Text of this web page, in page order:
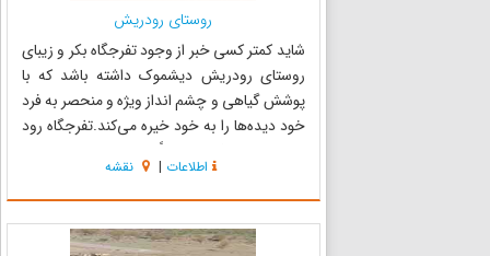
روستای رودریش
شاید کمتر کسی خبر از وجود تفرجگاه بکر و زیبای
روستای رودریش دیشموک داشته باشد که با
پوشش گیاهی و چشم انداز ویژه و منحصر به فرد
خود دیده‌ها را به خود خیره می‌کند.تفرجگاه رود
دیشموک و در زیر منازل روستای فعلی رود ریش
است. این محوطه به شکل ...
اطلاعات | نقشه